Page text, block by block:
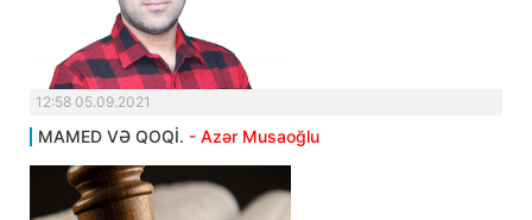
12:58 05.09.2021
MAMED VƏ QOQİ. - Azər Musaoğlu